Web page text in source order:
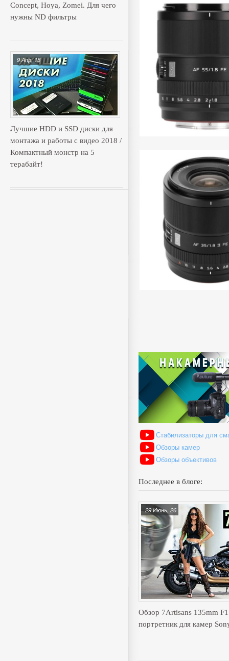
Concept, Hoya, Zomei. Для чего
нужны ND фильтры
Лучшие HDD и SSD диски для
монтажа и работы с видео 2018 /
Компактный монстр на 5
терабайт!
9 Апр, 18
Стабилизаторы для
Обзоры камер
Обзоры объективов
Последнее в блоге:
Обзор 7Artisans 135mm
портретник для камер
29 Июнь, 26